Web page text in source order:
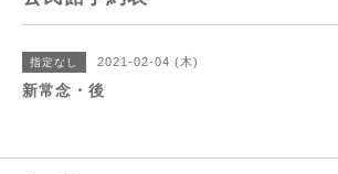
指定なし 2021-02-04 (木)
新常念・後